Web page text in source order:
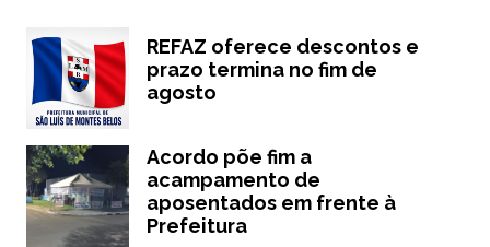
REFAZ oferece descontos e
prazo termina no fim de
agosto
Acordo põe fim a
acampamento de
aposentados em frente à
Prefeitura